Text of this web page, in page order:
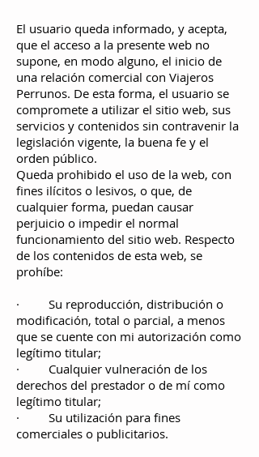
El usuario queda informado, y acepta,
que el acceso a la presente web no
supone, en modo alguno, el inicio de
una relación comercial con Viajeros
Perrunos. De esta forma, el usuario se
compromete a utilizar el sitio web, sus
servicios y contenidos sin contravenir la
legislación vigente, la buena fe y el
orden público.
Queda prohibido el uso de la web, con
fines ilícitos o lesivos, o que, de
cualquier forma, puedan causar
perjuicio o impedir el normal
funcionamiento del sitio web. Respecto
de los contenidos de esta web, se
prohíbe:
· Su reproducción, distribución o
modificación, total o parcial, a menos
que se cuente con mi autorización como
legítimo titular;
· Cualquier vulneración de los
derechos del prestador o de mí como
legítimo titular;
· Su utilización para fines
comerciales o publicitarios.